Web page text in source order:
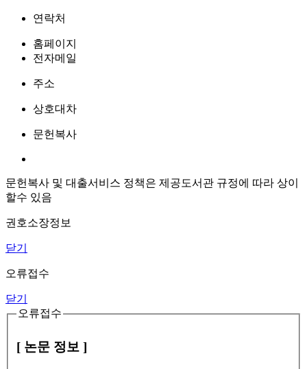
연락처
홈페이지
전자메일
주소
상호대차
문헌복사
문헌복사 및 대출서비스 정책은 제공도서관 규정에 따라 상이
할수 있음
권호소장정보
닫기
오류접수
닫기
오류접수
[ 논문 정보 ]